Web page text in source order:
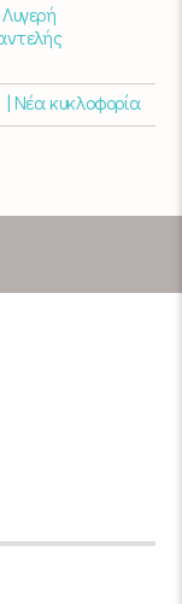
Νέα κυκλοφορία